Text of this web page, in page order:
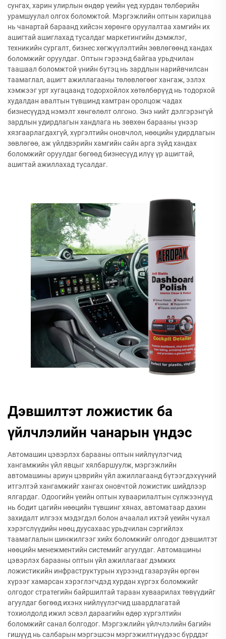
сунгах, харин улирлын өндөр үеийн үед хурдан төлбөрийн
урамшуулал олгох боломжтой. Мэргэжлийн оптын харилцаа
нь чанартай бараанд хийсэн хөрөнгө оруулалтаа хамгийн их
ашигтай ашиглахад тусалдаг маркетингийн дэмжлэг,
техникийн сургалт, бизнес хөгжүүлэлтийн зөвлөгөөнд хандах
боломжийг оруулдаг. Оптын гэрээнд байгаа урьдчилан
таашаал боломжтой үнийн бүтэц нь зардлын нарийвчилсан
таамаглал, ашигт ажиллагааны төлөвлөгөөг хангаж, эзлэх
хэмжээг урт хугацаанд тодорхойлох хөтөлбөрүүд нь тодорхой
худалдан авалтын түвшинд хамтран оролцож чадах
бизнесүүдэд нэмэлт хөнгөлөлт олгоно. Энэ нийт дэлгэрэнгүй
зардлын удирдлагын хандлага нь зөвхөн барааны үнээр
хязгаарлагдахгүй, хүргэлтийн оновчлол, нөөцийн удирдлагын
зөвлөгөө, аж үйлдвэрийн хамгийн сайн арга зүйд хандах
боломжийг оруулдаг бөгөөд бизнесүүд илүү үр ашигтай,
ашигтай ажиллахад тусалдаг.
Дэвшилтэт ложистик ба
үйлчлэлийн чанарын үндэс
Автомашин цэвэрлэх барааны оптын нийлүүлэгчид
хангамжийн үйл явцыг хялбаршуулж, мэргэжлийн
автомашины ариун цэврийн үйл ажиллагаанд бүтээгдэхүүний
итгэлтэй хангамжийг хангах оновчтой ложистик шийдлээр
ялгардаг. Одоогийн үеийн оптын хуваарилалтын сүлжээнүүд
нь бодит цагийн нөөцийн түвшинг хянах, автоматаар дахин
захидалт илгээх мэдэгдэл болон ачаалал ихтэй үеийн чухал
хэрэгслүүдийн нөөц дуусахаас урьдчилан сэргийлэх
таамаглалын шинжилгээг хийх боломжийг олгодог дэвшилтэт
нөөцийн менежментийн системийг агуулдаг. Автомашины
цэвэрлэх барааны оптын үйл ажиллагааг дэмжих
ложистикийн инфраструктурын хүрээнд газарзүйн өргөн
хүрээг хамарсан хэрэглэгчдэд хурдан хүргэх боломжийг
олгодог стратегийн байршилтай тараан хуваарилах төвүүдийг
агуулдаг бөгөөд ихэнх нийлүүлэгчид шаардлагатай
тохиолдолд ижил эсвэл дараагийн өдөр хүргэлтийн
боломжийг санал болгодог. Мэргэжлийн үйлчлэлийн багийн
гишүүд нь салбарын мэргэшсэн мэргэжилтнүүдээс бүрддэг